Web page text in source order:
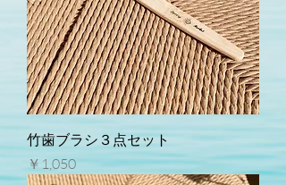
竹歯ブラシ３点セット
価格
￥1,050